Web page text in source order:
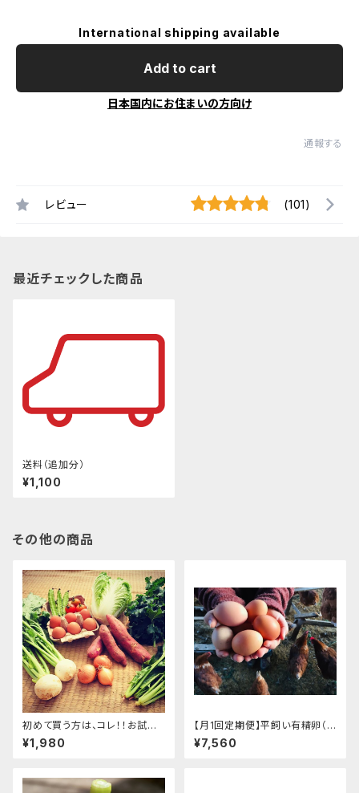
International shipping available
Add to cart
日本国内にお住まいの方向け
通報する
レビュー (101)
最近チェックした商品
送料（追加分）
¥1,100
その他の商品
初めて買う方は、コレ！！お試し
野菜セット（野菜約6種、卵6個）
（1人～2人前）
¥1,980
【月1回定期便】平飼い有精卵（1
00個）
¥7,560